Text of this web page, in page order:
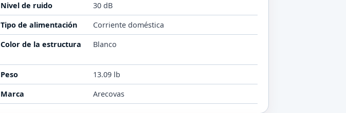
Nivel de ruido
30 dB
Tipo de alimentación
Corriente doméstica
Color de la estructura Blanco
Peso
13.09 lb
Marca Arecovas